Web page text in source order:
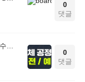
0
댓글
0
댓글